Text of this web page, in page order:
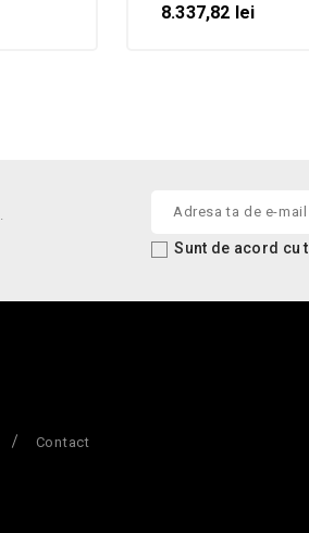
8.337,82 lei
Sunt de acord
Contact